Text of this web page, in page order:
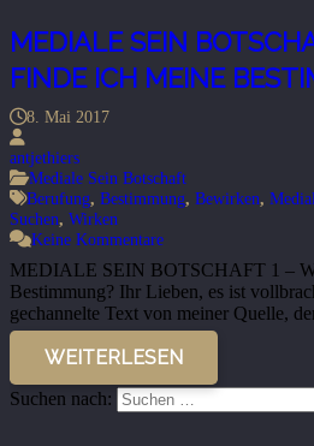
MEDIALE SEIN
FINDE ICH MEINE
8. Mai 2017
antjethiers
Mediale Sein Botschaft
Berufung, Bestimmung, Bewirken,
Suchen, Wirken
Keine Kommentare
MEDIALE SEIN BOTSCHAFT 1 –
Bestimmung? Ihr Lieben, es ist
gechannelte Text von meiner Quelle,
…
WEITERLESEN
Suchen nach: